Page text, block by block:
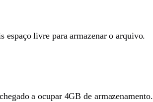
espaço livre para armazenar o arquivo.
a ocupar 4GB de armazenamento.